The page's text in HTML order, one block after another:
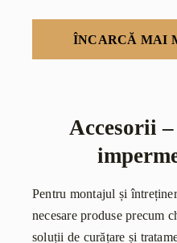
ÎNCARCĂ MAI
Accesorii
Pentru montajul și
necesare produse precum
soluții de curățare și